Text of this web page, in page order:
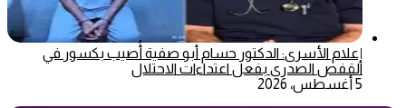
إعلام الأسرى: الدكتور حسام أبو صفية أُصيب بكسور في
القفص الصدري بفعل اعتداءات الاحتلال
5 أغسطس، 2026